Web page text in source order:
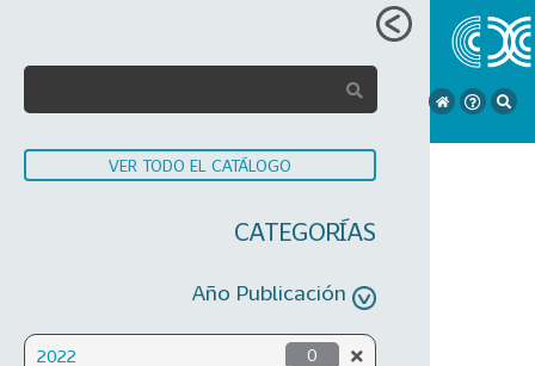
VER TODO EL CATÁLOGO
CATEGORÍAS
Año Publicación
2022 0